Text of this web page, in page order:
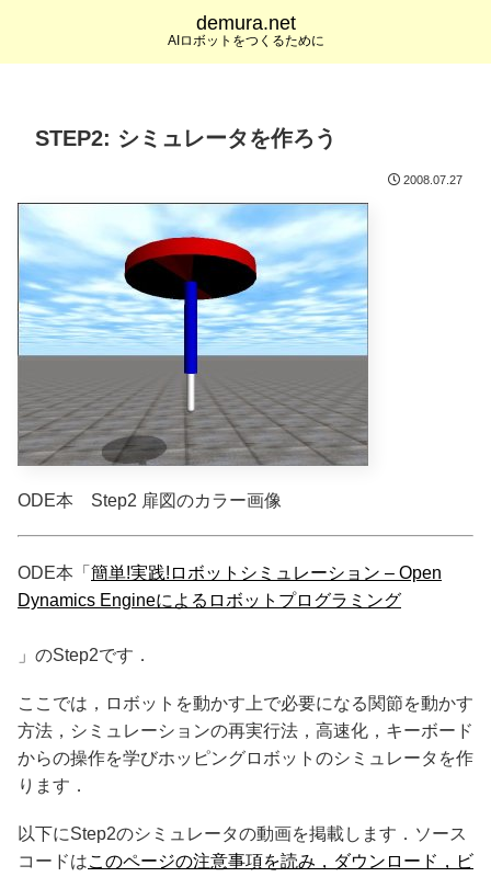
demura.net
AIロボットをつくるために
STEP2: シミュレータを作ろう
2008.07.27
ODE本 Step2 扉図のカラー画像
ODE本「 簡単!実践!ロボットシミュレーション – Open
Dynamics Engineによるロボットプログラミング
」のStep2です．
ここでは，ロボットを動かす上で必要になる関節を動かす
方法，シミュレーションの再実行法，高速化，キーボード
からの操作を学びホッピングロボットのシミュレータを作
ります．
以下にStep2のシミュレータの動画を掲載します．ソース
コードはこのページの注意事項を読み，ダウンロード，ビ